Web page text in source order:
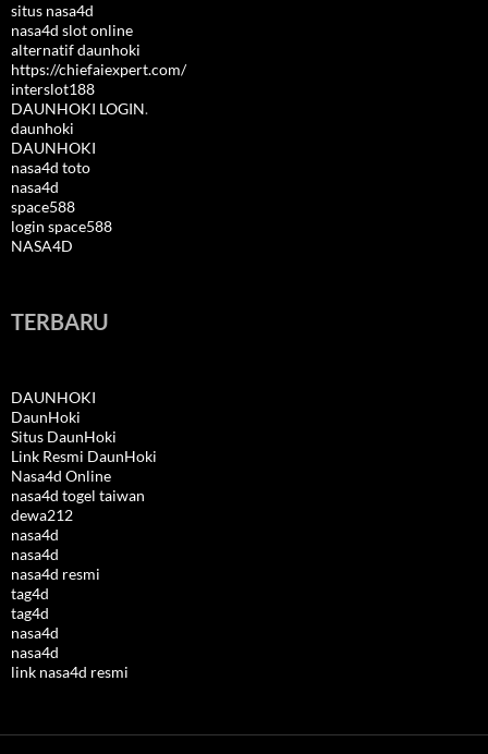
situs nasa4d
nasa4d slot online
alternatif daunhoki
https://chiefaiexpert.com/
interslot188
DAUNHOKI LOGIN.
daunhoki
DAUNHOKI
nasa4d toto
nasa4d
space588
login space588
NASA4D
TERBARU
DAUNHOKI
DaunHoki
Situs DaunHoki
Link Resmi DaunHoki
Nasa4d Online
nasa4d togel taiwan
dewa212
nasa4d
nasa4d
nasa4d resmi
tag4d
tag4d
nasa4d
nasa4d
link nasa4d resmi